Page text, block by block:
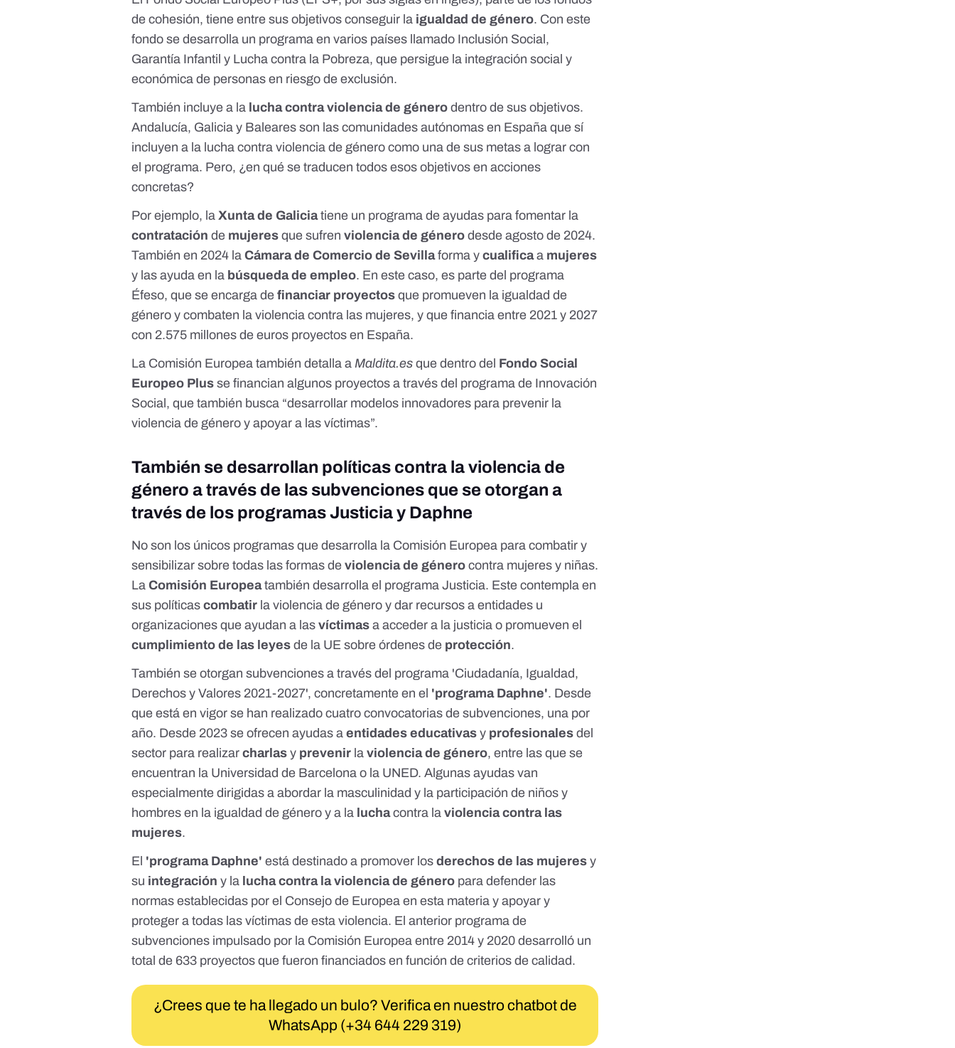
de cohesión, tiene entre susobjetivos conseguir la igualdad de género. Con este
fondo se desarrolla un programa en varios países llamado Inclusión Social,
Garantía Infantil y Lucha contra la Pobreza, que persigue la integración social y
económica de personas en riesgo de exclusión.
También incluye a la lucha contra violencia de génerodentro de sus objetivos.
Andalucía, Galicia y Baleares son las comunidades autónomas en España que sí
incluyen a la lucha contra violencia de género como una de sus metas a lograr con
el programa. Pero, ¿en qué se traducen todos esos objetivos en acciones
concretas?
Por ejemplo, laXunta de Galiciatiene un programa de ayudas para fomentar la
contratación de mujeres que sufrenviolencia de génerodesde agosto de 2024.
También en 2024 laCámara de Comercio de Sevillaforma ycualificaa mujeres
y las ayuda en la búsqueda de empleo. En este caso, es parte del programa
Éfeso, que se encarga definanciar proyectos que promueven la igualdad de
género y combaten laviolencia contra las mujeres, y que financia entre 2021 y 2027
con 2.575 millones de euros proyectos en España.
La Comisión Europea también detalla aMaldita.es que dentro del Fondo Social
Europeo Plus se financian algunos proyectos a través del programa de Innovación
Social , que también busca “desarrollar modelos innovadores para prevenir la
violencia de género y apoyar a las víctimas”.
También se desarrollan políticas contra la violencia de
género a través de las subvenciones que se otorgan a
través de los programas Justicia y Daphne
No son los únicos programas quedesarrolla la Comisión Europea para combatir y
sensibilizar sobre todas las formas deviolencia de género contra mujeres y niñas.
LaComisión Europeatambién desarrolla el programa Justicia. Estecontempla en
sus políticascombatir la violencia de género y dar recursos a entidades u
organizaciones que ayudan a lasvíctimas a acceder a la justicia o promueven el
cumplimiento de las leyes de la UE sobre órdenes de protección.
También se otorgan subvenciones a través del programa 'Ciudadanía, Igualdad,
Derechos y Valores 2021-2027', concretamente en el 'programa Daphne'. Desde
que está en vigor se han realizadocuatro convocatorias desubvenciones, una por
año. Desde 2023 se ofrecenayudas aentidades educativas y profesionales del
sector para realizarcharlas y prevenir laviolencia de género, entre las que se
encuentran la Universidad de Barcelona o la UNED. Algunasayudas van
especialmente dirigidas a abordar la masculinidad y la participación de niños y
hombres en la igualdad de género y a la luchacontra laviolencia contra las
mujeres.
El 'programa Daphne' estádestinado a promover losderechos de las mujeres y
su integracióny la lucha contra la violencia de género para defender las
normas establecidas por el Consejo de Europea en esta materia y apoyar y
proteger a todas las víctimas de esta violencia. Elanterior programa de
subvenciones impulsado por la Comisión Europea entre 2014 y 2020 desarrolló un
total de 633 proyectos que fueron financiados en función de criterios de calidad.
¿Crees que te ha llegado un bulo? Verifica en nuestro chatbot de
WhatsApp (+34 644 229 319)